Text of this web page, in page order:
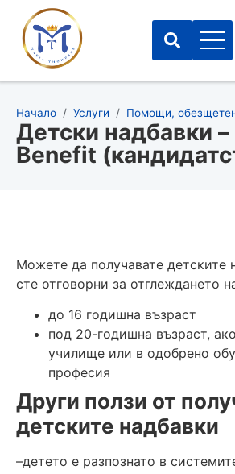
Начало / Услуги / Помощи,
Детски надбавки
Benefit
Можете да получавате детските
сте отговорни за отглеждането
до 16 годишна възраст
под 20-годишна възраст,
училище или в одобрено
професия
Други ползи от
детските надбавки
–детето е разпознато в